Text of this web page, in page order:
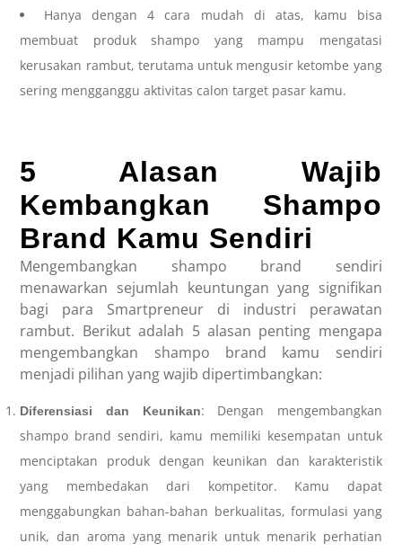
Hanya dengan 4 cara mudah di atas, kamu bisa
membuat produk shampo yang mampu mengatasi
kerusakan rambut, terutama untuk mengusir ketombe yang
sering mengganggu aktivitas calon target pasar kamu.
5 Alasan Wajib
Kembangkan Shampo
Brand Kamu Sendiri
Mengembangkan shampo brand sendiri
menawarkan sejumlah keuntungan yang signifikan
bagi para Smartpreneur di industri perawatan
rambut. Berikut adalah 5 alasan penting mengapa
mengembangkan shampo brand kamu sendiri
menjadi pilihan yang wajib dipertimbangkan:
Diferensiasi dan Keunikan: Dengan mengembangkan
shampo brand sendiri, kamu memiliki kesempatan untuk
menciptakan produk dengan keunikan dan karakteristik
yang membedakan dari kompetitor. Kamu dapat
menggabungkan bahan-bahan berkualitas, formulasi yang
unik, dan aroma yang menarik untuk menarik perhatian